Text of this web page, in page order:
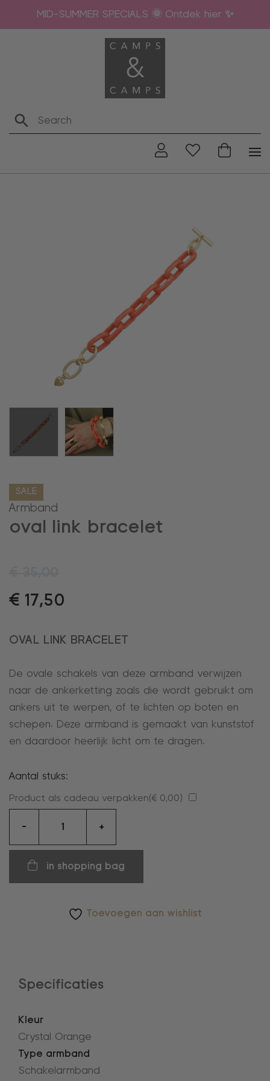
MID-SUMMER SPECIALS 🌞 Ontdek hier ✨
SALE
Armband
oval link bracelet
€ 17,50
OVAL LINK BRACELET
De ovale schakels van deze armband verwijzen
naar de ankerketting zoals die wordt gebruikt om
ankers uit te werpen, of te lichten op boten en
schepen. Deze armband is gemaakt van kunststof
en daardoor heerlijk licht om te dragen.
Aantal stuks:
Product als cadeau verpakken(€ 0,00)
-
aantal
+
in shopping bag
Toevoegen aan wishlist
Specificaties
Kleur
Crystal Orange
Type armband
Schakelarmband